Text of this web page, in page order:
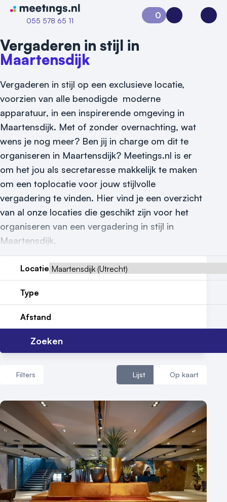
Naar home van Meetings
055 578 65 11
Vraag locatie aan
Locatiegids
Meld locatie aan
Nieuws
Contact
0
Aanvraag 0Inloggen
Vergaderen in stijl in
Maartensdijk
Vergaderen in stijl op een exclusieve locatie,
voorzien van alle benodigde moderne
apparatuur, in een inspirerende omgeving in
Maartensdijk. Met of zonder overnachting, wat
wens je nog meer? Ben jij in charge om dit te
organiseren in Maartensdijk? Meetings.nl is er
om het jou als secretaresse makkelijk te maken
om een toplocatie voor jouw stijlvolle
vergadering te vinden. Hier vind je een overzicht
van al onze locaties die geschikt zijn voor het
organiseren van een vergadering in stijl in
Maartensdijk.
Locatie
Type
Afstand
Zoeken
Filters Lijst Op kaart
Aantal zalen
1 - 5 zalen
6 - 10 zalen
10 of meer zalen
Aantal personen
1 - 50 personen